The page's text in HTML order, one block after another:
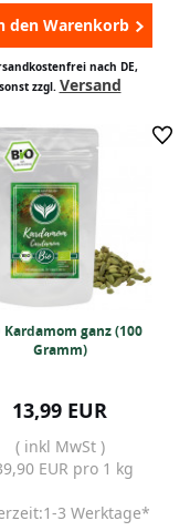
den Warenkorb
nach DE,
sonst zzgl. Versand
Kardamom ganz (100
Gramm)
13,99 EUR
( inkl MwSt )
EUR pro 1 kg
3 Werktage*